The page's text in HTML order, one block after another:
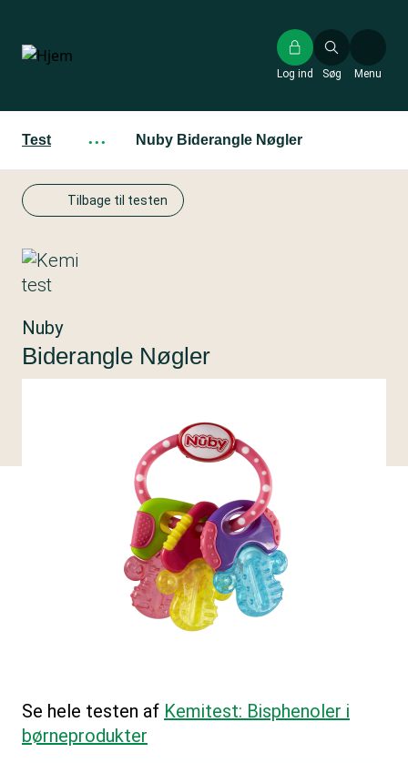
hovedindhold
Søg
Log ind Menu
Test ··· Nuby Biderangle Nøgler
Tilbage til testen
Nuby
Biderangle Nøgler
Se hele testen af Kemitest: Bisphenoler i
børneprodukter